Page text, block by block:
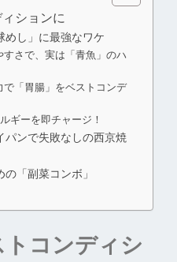
ションに
めし」に最強なワケ
さで、実は「青魚」のハ
で「胃腸」をベストコンデ
ギーを即チャージ！
パンで失敗なしの西京焼
「副菜コンボ」
コンディシ